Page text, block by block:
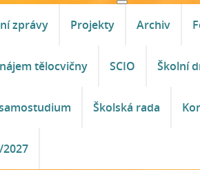
zprávy Projekty Archiv
tělocvičny SCIO Školní
Školská rada